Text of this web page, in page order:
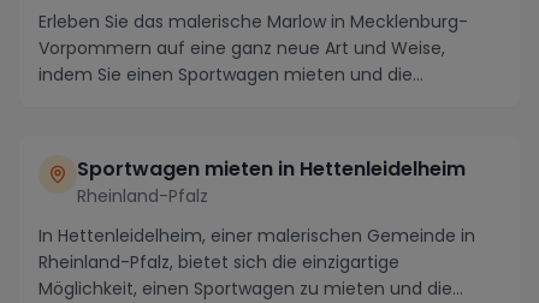
Erleben Sie das malerische Marlow in Mecklenburg-
Vorpommern auf eine ganz neue Art und Weise,
indem Sie einen Sportwagen mieten und die
Sportwagen mieten in Hettenleidelheim
Rheinland-Pfalz
In Hettenleidelheim, einer malerischen Gemeinde in
Rheinland-Pfalz, bietet sich die einzigartige
Möglichkeit, einen Sportwagen zu mieten und die